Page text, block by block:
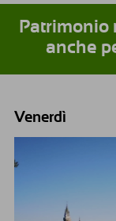
Patrimonio
anche
Venerdì